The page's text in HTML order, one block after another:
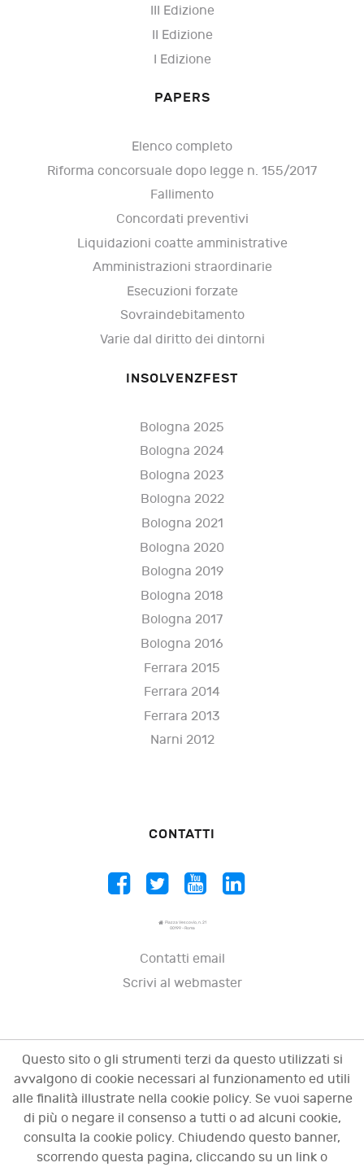
III Edizione
II Edizione
I Edizione
PAPERS
Elenco completo
Riforma concorsuale dopo legge n. 155/2017
Fallimento
Concordati preventivi
Liquidazioni coatte amministrative
Amministrazioni straordinarie
Esecuzioni forzate
Sovraindebitamento
Varie dal diritto dei dintorni
INSOLVENZFEST
Bologna 2025
Bologna 2024
Bologna 2023
Bologna 2022
Bologna 2021
Bologna 2020
Bologna 2019
Bologna 2018
Bologna 2017
Bologna 2016
Ferrara 2015
Ferrara 2014
Ferrara 2013
Narni 2012
CONTATTI
Piazza Vescovio, n. 21
00199 - Roma
Contatti email
Scrivi al webmaster
Questo sito o gli strumenti terzi da questo utilizzati si
avvalgono di cookie necessari al funzionamento ed utili
alle finalità illustrate nella cookie policy. Se vuoi saperne
di più o negare il consenso a tutti o ad alcuni cookie,
consulta la cookie policy. Chiudendo questo banner,
scorrendo questa pagina, cliccando su un link o